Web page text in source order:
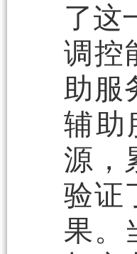
了这
调控
助服
辅助
源，
验证
果。